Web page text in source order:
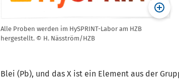
Alle Proben werden im HySPRINT-Labor am HZB
hergestellt. © H. Näsström/HZB
Blei (Pb), und das X ist ein Element aus der